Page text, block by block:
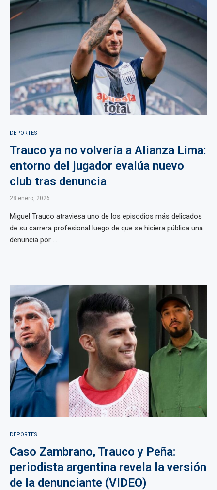
DEPORTES
Trauco ya no volvería a Alianza Lima:
entorno del jugador evalúa nuevo
club tras denuncia
28 enero, 2026
Miguel Trauco atraviesa uno de los episodios más delicados
de su carrera profesional luego de que se hiciera pública una
denuncia por ...
DEPORTES
Caso Zambrano, Trauco y Peña:
periodista argentina revela la versión
de la denunciante (VIDEO)